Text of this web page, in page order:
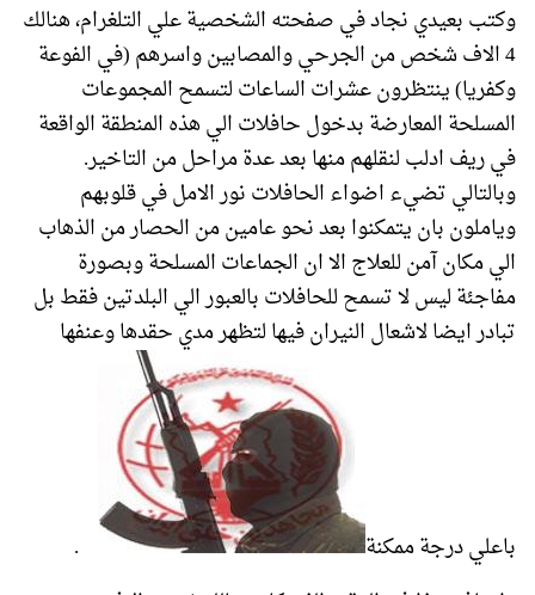
وكتب بعيدي نجاد في صفحته الشخصية علي التلغرام، هنالك
4 الاف شخص من الجرحي والمصابين واسرهم (في الفوعة
وكفريا) ينتظرون عشرات الساعات لتسمح المجموعات
المسلحة المعارضة بدخول حافلات الي هذه المنطقة الواقعة
في ريف ادلب لنقلهم منها بعد عدة مراحل من التاخير.
وبالتالي تضيء اضواء الحافلات نور الامل في قلوبهم
وياملون بان يتمكنوا بعد نحو عامين من الحصار من الذهاب
الي مكان آمن للعلاج الا ان الجماعات المسلحة وبصورة
مفاجئة ليس لا تسمح للحافلات بالعبور الي البلدتين فقط بل
تبادر ايضا لاشعال النيران فيها لتظهر مدي حقدها وعنفها
باعلي درجة ممكنة
.